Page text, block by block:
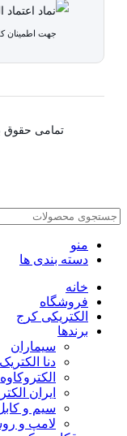
جهت اطمینان
تمامی حقوق
منو
دسته بندی ها
خانه
فروشگاه
الکتریکی کرج
برندها
سیماران
دنا الکتریک
الکتروکاوه
ایران
سیم و
لامپ و